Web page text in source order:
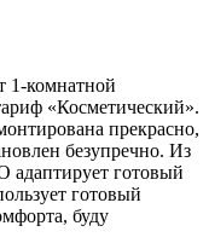
1-комнатной
«Косметический».
прекрасно,
безупречно. Из
готовый
готовый
буду